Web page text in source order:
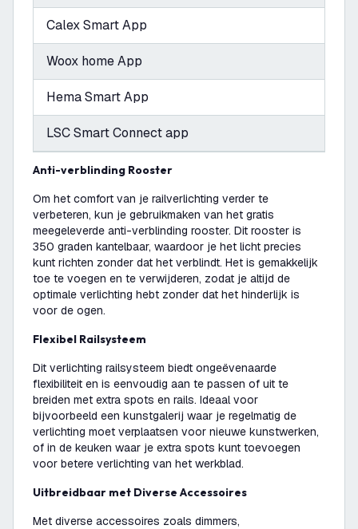
Calex Smart App
Woox home App
Hema Smart App
LSC Smart Connect app
Anti-verblinding Rooster
Om het comfort van je railverlichting verder te
verbeteren, kun je gebruikmaken van het gratis
meegeleverde anti-verblinding rooster. Dit rooster is
350 graden kantelbaar, waardoor je het licht precies
kunt richten zonder dat het verblindt. Het is gemakkelijk
toe te voegen en te verwijderen, zodat je altijd de
optimale verlichting hebt zonder dat het hinderlijk is
voor de ogen.
Flexibel Railsysteem
Dit verlichting railsysteem biedt ongeëvenaarde
flexibiliteit en is eenvoudig aan te passen of uit te
breiden met extra spots en rails. Ideaal voor
bijvoorbeeld een kunstgalerij waar je regelmatig de
verlichting moet verplaatsen voor nieuwe kunstwerken,
of in de keuken waar je extra spots kunt toevoegen
voor betere verlichting van het werkblad.
Uitbreidbaar met Diverse Accessoires
Met diverse accessoires zoals dimmers,